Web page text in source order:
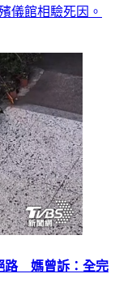
儀館相驗死因。
路 媽曾訴：全完